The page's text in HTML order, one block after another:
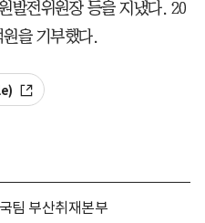
발전위원장 등을 지냈다. 20
을 기부했다.
팀 부산취재본부